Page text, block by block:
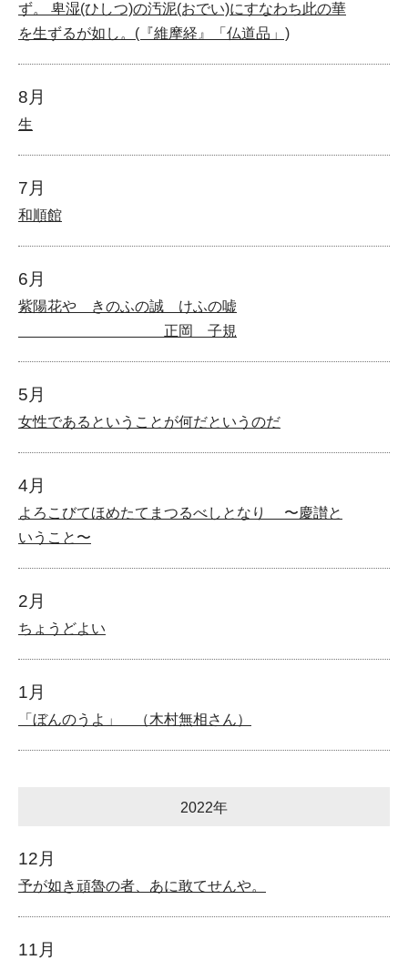
ず。 卑湿(ひしつ)の汚泥(おでい)にすなわち此の華
を生ずるが如し。(『維摩経』「仏道品」)
8月
生
7月
和順館
6月
紫陽花や きのふの誠 けふの嘘
正岡 子規
5月
女性であるということが何だというのだ
4月
よろこびてほめたてまつるべしとなり 〜慶讃と
いうこと〜
2月
ちょうどよい
1月
「ぼんのうよ」 （木村無相さん）
2022年
12月
予が如き頑魯の者、あに敢てせんや。
11月